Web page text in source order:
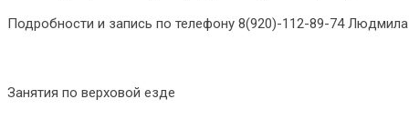
Подробности и запись по телефону 8(920)-112-89-74 Людмила
Занятия по верховой езде